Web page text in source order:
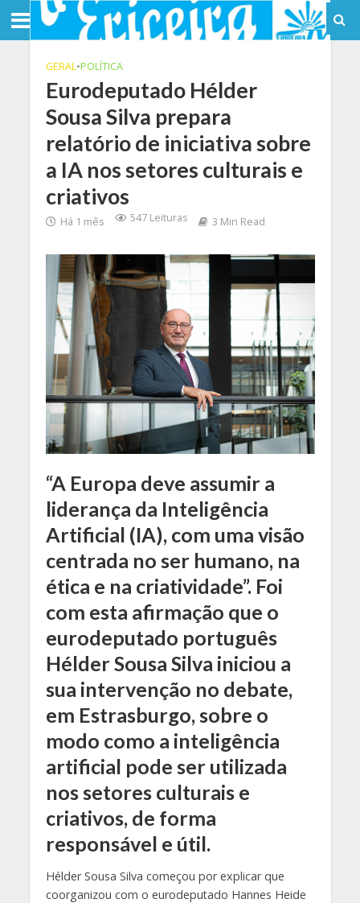
GERAL•POLÍTICA
Eurodeputado Hélder
Sousa Silva prepara
relatório de iniciativa sobre
a IA nos setores culturais e
criativos
Há 1 mês 547 Leituras 3 Min Read
“A Europa deve assumir a
liderança da Inteligência
Artificial (IA), com uma visão
centrada no ser humano, na
ética e na criatividade”. Foi
com esta afirmação que o
eurodeputado português
Hélder Sousa Silva iniciou a
sua intervenção no debate,
em Estrasburgo, sobre o
modo como a inteligência
artificial pode ser utilizada
nos setores culturais e
criativos, de forma
responsável e útil.
Hélder Sousa Silva começou por explicar que
coorganizou com o eurodeputado Hannes Heide